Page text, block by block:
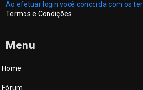
Ao efetuar login você concorda com os
Termos e Condições
Menu
Home
Fórum